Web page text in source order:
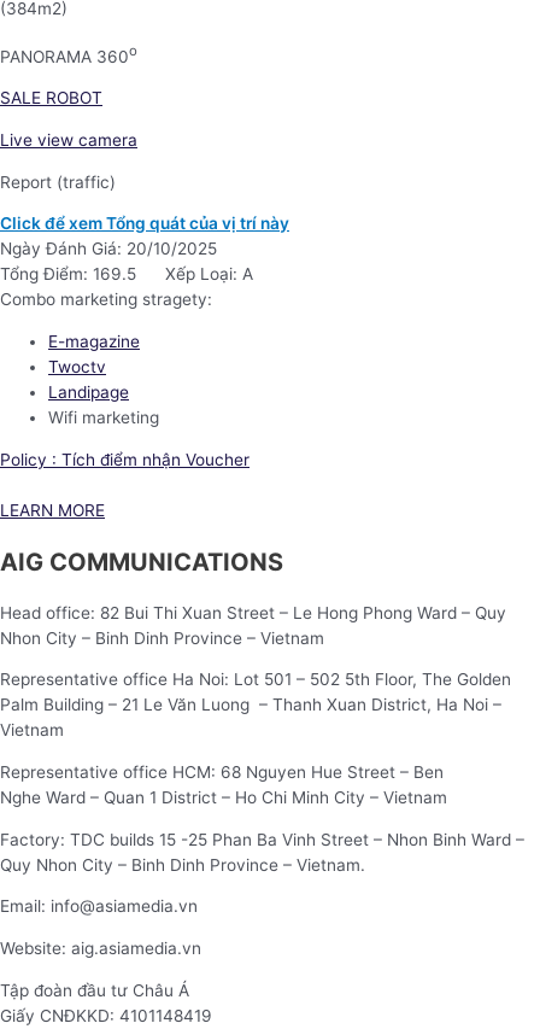
(384m2)
PANORAMA 360o
SALE ROBOT
Live view camera
Report (traffic)
Click để xem Tổng quát của vị trí này
Ngày Đánh Giá: 20/10/2025
Tổng Điểm: 169.5
Xếp Loại: A
Combo marketing stragety:
E-magazine
Twoctv
Landipage
Wifi marketing
Policy : Tích điểm nhận Voucher
LEARN MORE
AIG COMMUNICATIONS
Head office: 82 Bui Thi Xuan Street – Le Hong Phong Ward – Quy
Nhon City – Binh Dinh Province – Vietnam
Representative office Ha Noi: Lot 501 – 502 5th Floor, The Golden
Palm Building – 21 Le Văn Luong – Thanh Xuan District, Ha Noi –
Vietnam
Representative office HCM: 68 Nguyen Hue Street – Ben
Nghe Ward – Quan 1 District – Ho Chi Minh City – Vietnam
Factory: TDC builds 15 -25 Phan Ba Vinh Street – Nhon Binh Ward –
Quy Nhon City – Binh Dinh Province – Vietnam.
Email: info@asiamedia.vn
Website: aig.asiamedia.vn
Tập đoàn đầu tư Châu Á
Giấy CNĐKKD: 4101148419